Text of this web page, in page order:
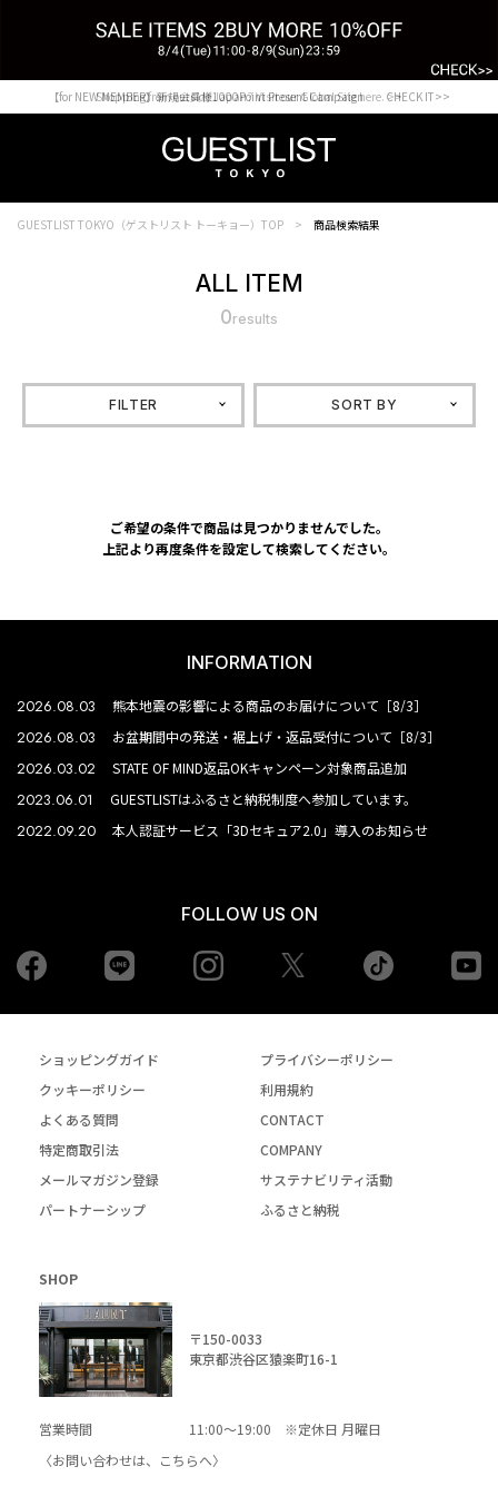
Shopping from outside Japan? Visit our Global Site here. >>
【for NEW MEMBER】新規会員様1000Point Present Campaign CHECK IT>>
GUESTLIST TOKYO（ゲストリスト トーキョー）TOP 商品検索結果
ALL ITEM
0results
FILTER SORT BY
ご希望の条件で商品は見つかりませんでした。
上記より再度条件を設定して検索してください。
INFORMATION
2026.08.03 熊本地震の影響による商品のお届けについて［8/3］
2026.08.03 お盆期間中の発送・裾上げ・返品受付について［8/3］
2026.03.02 STATE OF MIND返品OKキャンペーン対象商品追加
2023.06.01 GUESTLISTはふるさと納税制度へ参加しています。
2022.09.20 本人認証サービス「3Dセキュア2.0」導入のお知らせ
FOLLOW US ON
Facebook Instagram tiktok
ショッピングガイド
プライバシーポリシー
クッキーポリシー
利用規約
よくある質問
CONTACT
特定商取引法
COMPANY
メールマガジン登録
サステナビリティ活動
パートナーシップ
ふるさと納税
SHOP
〒150-0033
東京都渋谷区猿楽町16-1
営業時間
11:00～19:00 ※定休日 月曜日
〈お問い合わせは、
こちらへ〉